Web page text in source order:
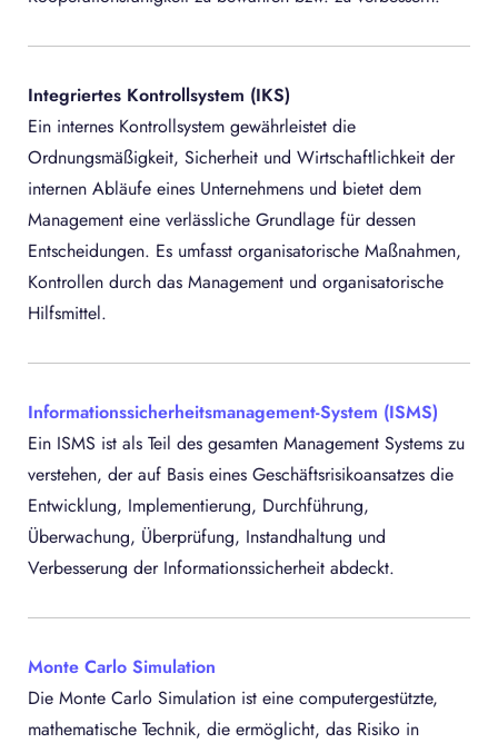
Integriertes Kontrollsystem (IKS)
Ein internes Kontrollsystem gewährleistet die
Ordnungsmäßigkeit, Sicherheit und Wirtschaftlichkeit der
internen Abläufe eines Unternehmens und bietet dem
Management eine verlässliche Grundlage für dessen
Entscheidungen. Es umfasst organisatorische Maßnahmen,
Kontrollen durch das Management und organisatorische
Hilfsmittel.
Informationssicherheitsmanagement-System (ISMS)
Ein ISMS ist als Teil des gesamten Management Systems zu
verstehen, der auf Basis eines Geschäftsrisikoansatzes die
Entwicklung, Implementierung, Durchführung,
Überwachung, Überprüfung, Instandhaltung und
Verbesserung der Informationssicherheit abdeckt.
Monte Carlo Simulation
Die Monte Carlo Simulation ist eine computergestützte,
mathematische Technik, die ermöglicht, das Risiko in